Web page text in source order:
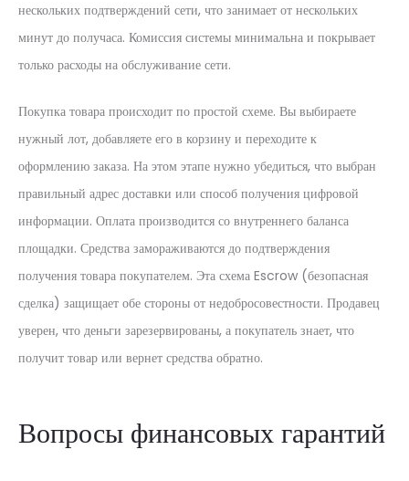
нескольких подтверждений сети, что занимает от нескольких
минут до получаса. Комиссия системы минимальна и покрывает
только расходы на обслуживание сети.
Покупка товара происходит по простой схеме. Вы выбираете
нужный лот, добавляете его в корзину и переходите к
оформлению заказа. На этом этапе нужно убедиться, что выбран
правильный адрес доставки или способ получения цифровой
информации. Оплата производится со внутреннего баланса
площадки. Средства замораживаются до подтверждения
получения товара покупателем. Эта схема Escrow (безопасная
сделка) защищает обе стороны от недобросовестности. Продавец
уверен, что деньги зарезервированы, а покупатель знает, что
получит товар или вернет средства обратно.
Вопросы финансовых гарантий